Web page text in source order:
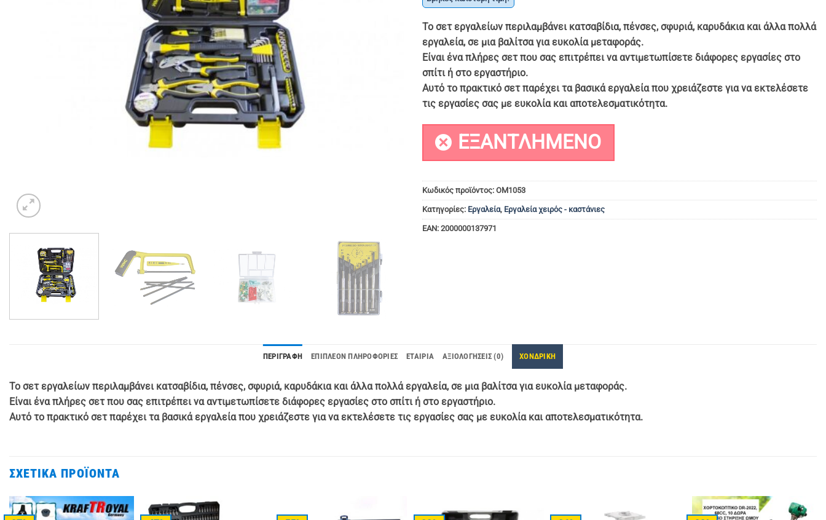
€ 39.90.
Το σετ εργαλείων περιλαμβάνει κατσαβίδια, πένσες, σφυριά, καρυδάκια και άλλα πολλά
εργαλεία, σε μια βαλίτσα για ευκολία μεταφοράς.
Είναι ένα πλήρες σετ που σας επιτρέπει να αντιμετωπίσετε διάφορες εργασίες στο
σπίτι ή στο εργαστήριο.
Αυτό το πρακτικό σετ παρέχει τα βασικά εργαλεία που χρειάζεστε για να εκτελέσετε
τις εργασίες σας με ευκολία και αποτελεσματικότητα.
ΕΞΑΝΤΛΗΜΈΝΟ
Κωδικός προϊόντος: OM1053
Κατηγορίες: Εργαλεία, Εργαλεία χειρός - καστάνιες
EAN: 2000000137971
ΠΕΡΙΓΡΑΦΉ ΕΠΙΠΛΈΟΝ ΠΛΗΡΟΦΟΡΊΕΣ ΕΤΑΙΡΊΑ ΑΞΙΟΛΟΓΉΣΕΙΣ (0) ΧΟΝΔΡΙΚΗ
Το σετ εργαλείων περιλαμβάνει κατσαβίδια, πένσες, σφυριά, καρυδάκια και άλλα πολλά εργαλεία, σε μια βαλίτσα για ευκολία μεταφοράς.
Είναι ένα πλήρες σετ που σας επιτρέπει να αντιμετωπίσετε διάφορες εργασίες στο σπίτι ή στο εργαστήριο.
Αυτό το πρακτικό σετ παρέχει τα βασικά εργαλεία που χρειάζεστε για να εκτελέσετε τις εργασίες σας με ευκολία και αποτελεσματικότητα.
ΣΧΕΤΙΚΆ ΠΡΟΪΌΝΤΑ